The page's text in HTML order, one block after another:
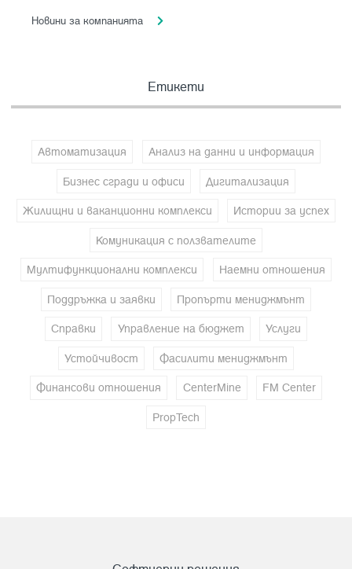
Новини за компанията
Етикети
Автоматизация Анализ на данни и информация
Бизнес сгради и офиси Дигитализация
Жилищни и ваканционни комплекси Истории за успех
Комуникация с ползвателите
Мултифункционални комплекси Наемни отношения
Поддръжка и заявки Пропърти мениджмънт
Справки Управление на бюджет Услуги
Устойчивост Фасилити мениджмънт
Финансови отношения CenterMine FM Center
PropTech